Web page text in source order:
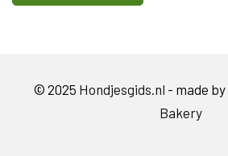
© 2025 Hondjesgids.nl - made by
Bakery